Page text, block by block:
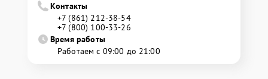
Контакты
+7 (861) 212-38-54
+7 (800) 100-33-26
Время работы
Работаем с 09:00 до 21:00